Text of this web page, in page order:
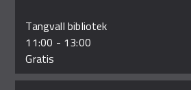
Tangvall bibliotek
11:00 - 13:00
Gratis